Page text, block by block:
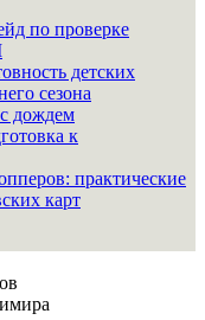
по проверке
детских
сезона
дождем
к
практические
карт